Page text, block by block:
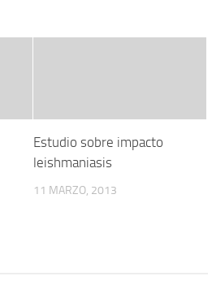
Estudio sobre impacto
leishmaniasis
11 MARZO, 2013